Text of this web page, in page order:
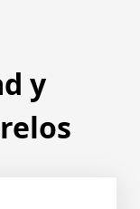
y